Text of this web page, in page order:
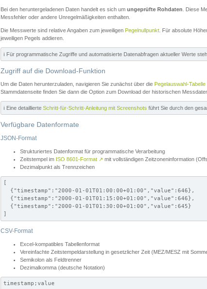
Bei den heruntergeladenen Daten handelt es sich um ungeprüfte Rohdaten . Diese
Messfehler oder andere Unregelmäßigkeiten enthalten.
Die Messwerte sind relative Angaben zum jeweiligen Pegelnullpunkt . Für absolute
jeweiligen Pegels addieren.
ℹ️ Für programmatische Zugriffe und automatisierte Datenabfragen aktueller Werte
Zugriff auf die Download-Funktion
Um die Daten herunterzuladen, navigieren Sie zunächst über die Pegelauswahl-Tabelle
Stammdatenseite finden Sie dann die Option zum Download der historischen
ℹ️ Eine detaillierte Schritt-für-Schritt-Anleitung mit Screenshots führt Sie durch den
Verfügbare Datenformate
JSON-Format
Strukturiertes Datenformat für programmatische Verarbeitung
Zeitstempel im ISO 8601-Format ↗ mit vollständigen Zeitzoneninformation
Dezimalpunkt als Trennzeichen
[
  {"timestamp":"2000-01-01T01:00:00+01:00","value":646},
  {"timestamp":"2000-01-01T01:15:00+01:00","value":646},
  {"timestamp":"2000-01-01T01:30:00+01:00","value":645}
]
CSV-Format
Excel-kompatibles Tabellenformat
Vereinfachte Zeitstempeldarstellung in gesetzlicher Zeit (MEZ/MESZ mit
Semikolon als Feldtrenner
Dezimalkomma (deutsche Notation)
timestamp;value